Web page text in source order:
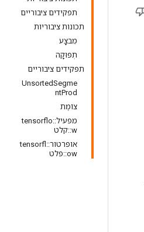
תפקידים ציבוריים
תכונות ציבוריות
מִבצָע
תְפוּקָה
תפקידים ציבוריים
UnsortedSegme
ntProd
צוֹמֶת
מפעיל::tensorflo
w::קלט
אופרטור::tensorfl
ow::פלט